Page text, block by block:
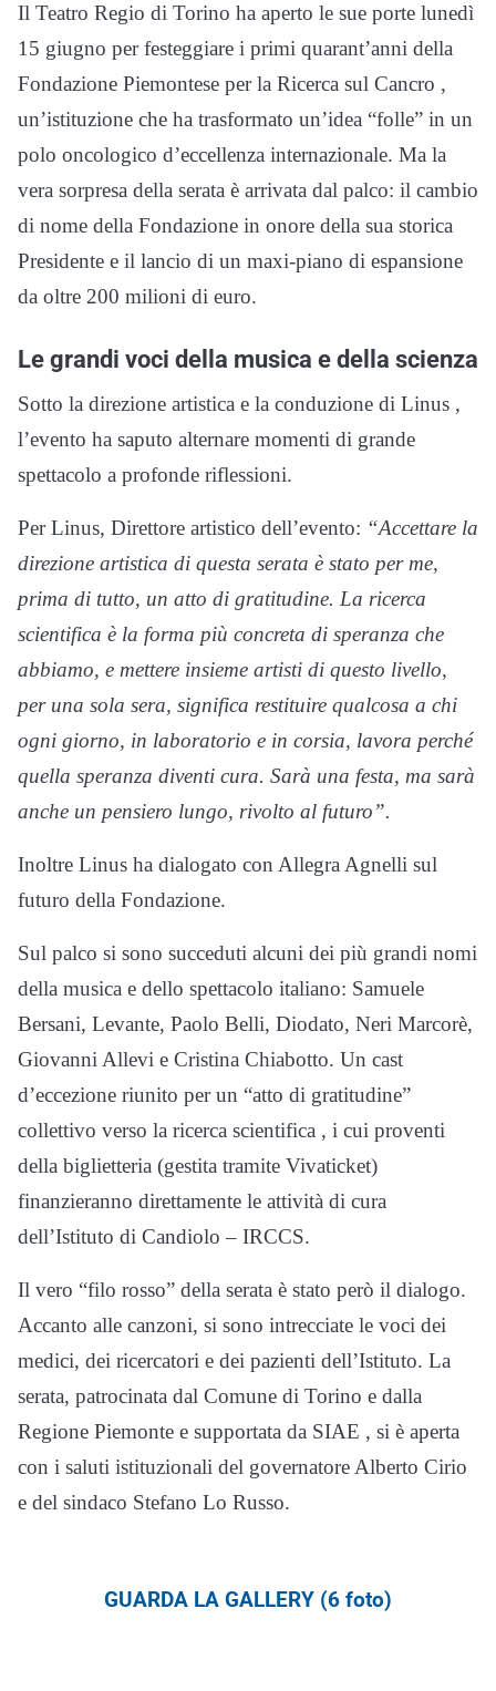
Il Teatro Regio di Torino ha aperto le sue porte lunedì
15 giugno per festeggiare i primi quarant’anni della
Fondazione Piemontese per la Ricerca sul Cancro ,
un’istituzione che ha trasformato un’idea “folle” in un
polo oncologico d’eccellenza internazionale. Ma la
vera sorpresa della serata è arrivata dal palco: il cambio
di nome della Fondazione in onore della sua storica
Presidente e il lancio di un maxi-piano di espansione
da oltre 200 milioni di euro.
Le grandi voci della musica e della scienza
Sotto la direzione artistica e la conduzione di Linus ,
l’evento ha saputo alternare momenti di grande
spettacolo a profonde riflessioni.
Per Linus, Direttore artistico dell’evento: “Accettare la
direzione artistica di questa serata è stato per me,
prima di tutto, un atto di gratitudine. La ricerca
scientifica è la forma più concreta di speranza che
abbiamo, e mettere insieme artisti di questo livello,
per una sola sera, significa restituire qualcosa a chi
ogni giorno, in laboratorio e in corsia, lavora perché
quella speranza diventi cura. Sarà una festa, ma sarà
anche un pensiero lungo, rivolto al futuro”.
Inoltre Linus ha dialogato con Allegra Agnelli sul
futuro della Fondazione.
Sul palco si sono succeduti alcuni dei più grandi nomi
della musica e dello spettacolo italiano: Samuele
Bersani, Levante, Paolo Belli, Diodato, Neri Marcorè,
Giovanni Allevi e Cristina Chiabotto. Un cast
d’eccezione riunito per un “atto di gratitudine”
collettivo verso la ricerca scientifica , i cui proventi
della biglietteria (gestita tramite Vivaticket)
finanzieranno direttamente le attività di cura
dell’Istituto di Candiolo – IRCCS.
Il vero “filo rosso” della serata è stato però il dialogo.
Accanto alle canzoni, si sono intrecciate le voci dei
medici, dei ricercatori e dei pazienti dell’Istituto. La
serata, patrocinata dal Comune di Torino e dalla
Regione Piemonte e supportata da SIAE , si è aperta
con i saluti istituzionali del governatore Alberto Cirio
e del sindaco Stefano Lo Russo.
GUARDA LA GALLERY (6 foto)